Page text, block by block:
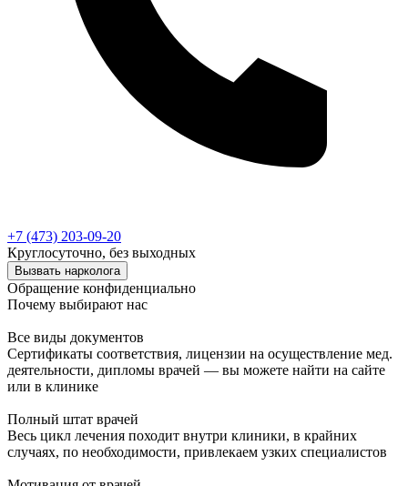
+7 (473) 203-09-20
Круглосуточно, без выходных
Вызвать нарколога
Обращение конфиденциально
Почему выбирают нас
Все виды документов
Сертификаты соответствия, лицензии на осуществление мед.
деятельности, дипломы врачей — вы можете найти на сайте
или в клинике
Полный штат врачей
Весь цикл лечения походит внутри клиники, в крайних
случаях, по необходимости, привлекаем узких специалистов